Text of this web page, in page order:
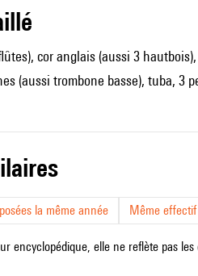
cor anglais (aussi 3
(aussi trombone basse), tuba, 3
la même année Même
encyclopédique, elle ne reflète pas